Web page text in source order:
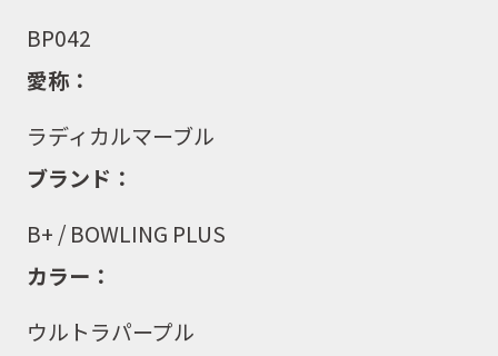
BP042
愛称：
ラディカルマーブル
ブランド：
B+ / BOWLING PLUS
カラー：
ウルトラパープル